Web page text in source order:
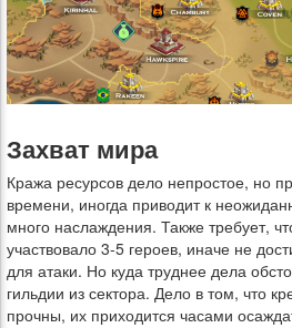
Захват мира
Кража ресурсов дело непростое, но
времени, иногда приводит к
много наслаждения. Также требует,
участвовало 3-5 героев, иначе не
для атаки. Но куда труднее дела
гильдии из сектора. Дело в том, что
прочны, их приходится часами